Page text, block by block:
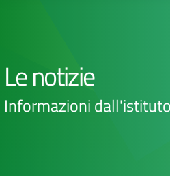
Le notizie
Informazioni dall'istituto